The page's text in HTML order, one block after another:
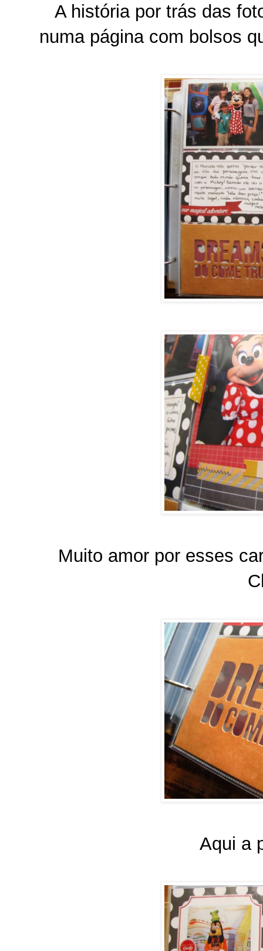
A história por trás das
numa página com bolsos
Muito amor por esses
Aqui a